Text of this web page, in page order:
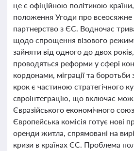
це є офіційною політикою
положення Угоди про
партнерство з ЄС. Водночас
щодо спрощення візового
зайняти від одного до двох
проводяться реформи у сфері
кордонами, міграції та
крок є частиною стратегічного
євроінтеграцію, що включає
Євразійського економічного
Європейська комісія готує нові
оренди житла, спрямовані на
кризи в країнах ЄС. Проблема